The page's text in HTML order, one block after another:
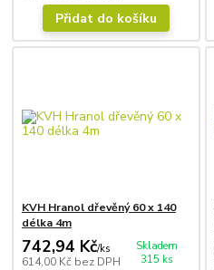
Přidat do košíku
KVH Hranol dřevěný 60 x 140
délka 4m
742,94 Kč/ks
614,00 Kč bez DPH
Skladem
315 ks